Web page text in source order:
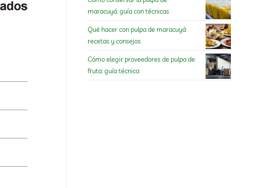
maracuyá: guía con técnicas
Qué hacer con pulpa de maracuyá:
recetas y consejos
Cómo elegir proveedores de pulpa de
fruta: guía técnica